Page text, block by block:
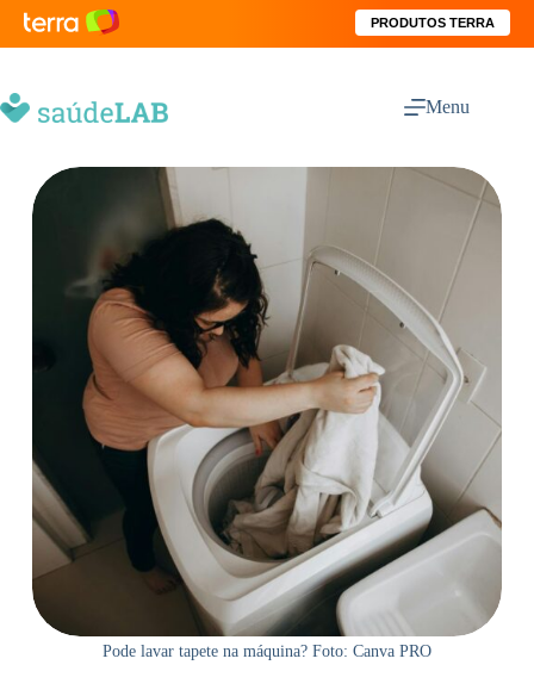
PRODUTOS TERRA
Menu
Pode lavar tapete na máquina? Foto: Canva PRO